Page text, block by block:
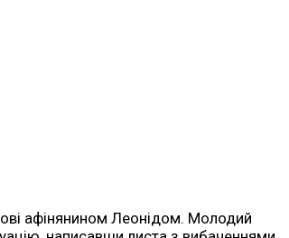
афінянином Леонідом. Молодий